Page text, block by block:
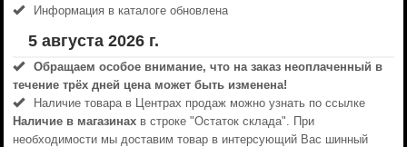
Информация в каталоге обновлена
5 августа 2026 г.
Обращаем особое внимание, что на заказ неоплаченный в
течениe трёх дней цена может быть изменена!
Наличие товара в Центрах продаж можно узнать по ссылке
Наличие в магазинахв строке "Остаток склада". При
необходимости мы доставим товар в интерсующий Вас шинный